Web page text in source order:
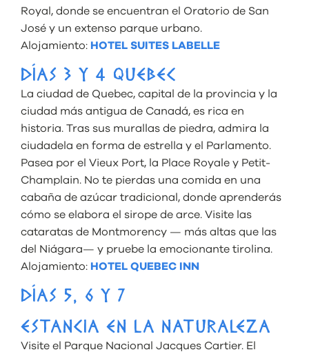
Royal, donde se encuentran el Oratorio de San
José y un extenso parque urbano.
Alojamiento: HOTEL SUITES LABELLE
DÍAS 3 Y 4 QUEBEC
La ciudad de Quebec, capital de la provincia y la
ciudad más antigua de Canadá, es rica en
historia. Tras sus murallas de piedra, admira la
ciudadela en forma de estrella y el Parlamento.
Pasea por el Vieux Port, la Place Royale y Petit-
Champlain. No te pierdas una comida en una
cabaña de azúcar tradicional, donde aprenderás
cómo se elabora el sirope de arce. Visite las
cataratas de Montmorency — más altas que las
del Niágara— y pruebe la emocionante tirolina.
Alojamiento: HOTEL QUEBEC INN
DÍAS 5, 6 Y 7
ESTANCIA EN LA NATURALEZA
Visite el Parque Nacional Jacques Cartier. El